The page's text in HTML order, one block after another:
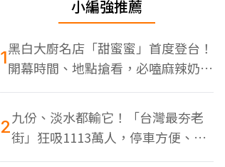
小編強推薦
1黑白大廚名店「甜蜜蜜」首度登台！
開幕時間、地點搶看，必嗑麻辣奶油
蝦
2九份、淡水都輸它！「台灣最夯老
街」狂吸1113萬人，停車方便、特
色美食多